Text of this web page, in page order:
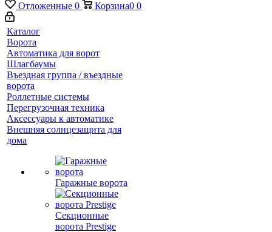
Отложенные 0 Корзина0 0
Каталог
Ворота
Автоматика для ворот
Шлагбаумы
Въездная группа / въездные
ворота
Роллетные системы
Перегрузочная техника
Аксессуары к автоматике
Внешняя солнцезащита для
дома
Гаражные ворота
Секционные
ворота Prestige